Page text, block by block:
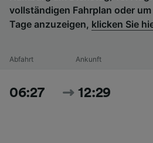
vollständigen Fahrplan oder
Tage anzuzeigen, klicken Sie
Abfahrt Ankunft
06:27 12:29